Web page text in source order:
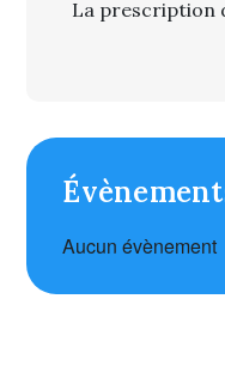
La prescription
Aucun évènement